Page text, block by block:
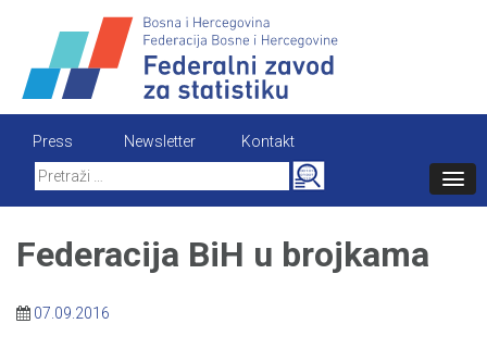
content
Press Newsletter
Kontakt
Search
for:
Federacija BiH u brojkama
07.09.2016